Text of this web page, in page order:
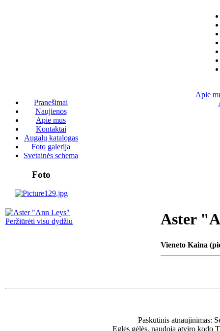
Pranešimai
Naujienos
Apie mus
Kontaktai
Augalų katalogas
Foto galerija
Svetainės schema
Foto
Apie
Peržiūrėti visu dydžiu Aster
Vieneto Kaina
Paskutinis atnaujinimas:
Eglės gėlės, naudoja atviro kodo